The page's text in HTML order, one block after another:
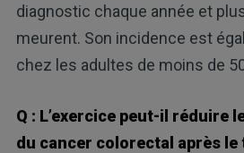
diagnostic chaque année et
meurent. Son incidence est
chez les adultes de moins de
Q : L’exercice peut-il réduire
du cancer colorectal après le